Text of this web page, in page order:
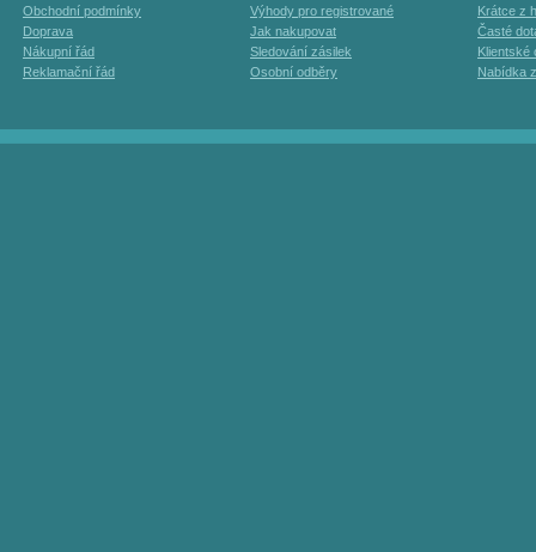
Obchodní podmínky
Doprava
Nákupní řád
Reklamační řád
Výhody pro registrované
Jak nakupovat
Sledování zásilek
Osobní odběry
Krátce z
Časté
Klientské
Nabídka